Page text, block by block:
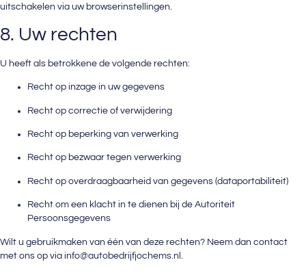
uitschakelen via uw browserinstellingen.
8. Uw rechten
U heeft als betrokkene de volgende rechten:
Recht op inzage in uw gegevens
Recht op correctie of verwijdering
Recht op beperking van verwerking
Recht op bezwaar tegen verwerking
Recht op overdraagbaarheid van gegevens (dataportabiliteit)
Recht om een klacht in te dienen bij de Autoriteit
Persoonsgegevens
Wilt u gebruikmaken van één van deze rechten? Neem dan contact
met ons op via info@autobedrijfjochems.nl